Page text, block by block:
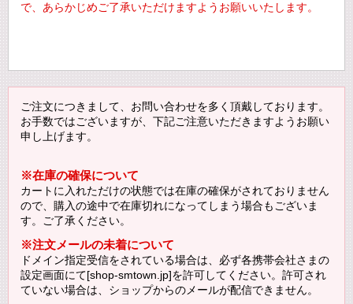
で、あらかじめご了承いただけますようお願いいたします。
ご注文につきまして、お問い合わせを多く頂戴しております。
お手数ではございますが、下記ご注意いただきますようお願い
申し上げます。
※在庫の確保について
カートに入れただけの状態では在庫の確保がされておりません
ので、購入の途中で在庫切れになってしまう場合もございま
す。ご了承ください。
※注文メールの未着について
ドメイン指定受信をされている場合は、必ず各携帯会社さまの
設定画面にて[shop-smtown.jp]を許可してください。許可され
ていない場合は、ショップからのメールが配信できません。